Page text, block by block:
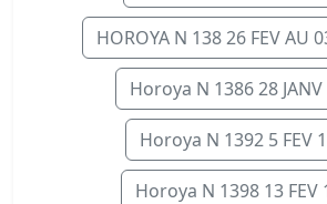
HOROYA N 138 26 FEV AU
Horoya N 1386 28
Horoya N 1392 5 FEV
Horoya N 1398 13 FEV